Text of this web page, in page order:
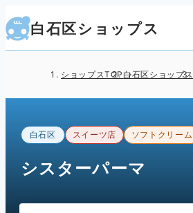
白石区ショップス
ショップスTOP 白石区ショップス
白石区 スイーツ店 ソフトクリーム
シスターパーマ